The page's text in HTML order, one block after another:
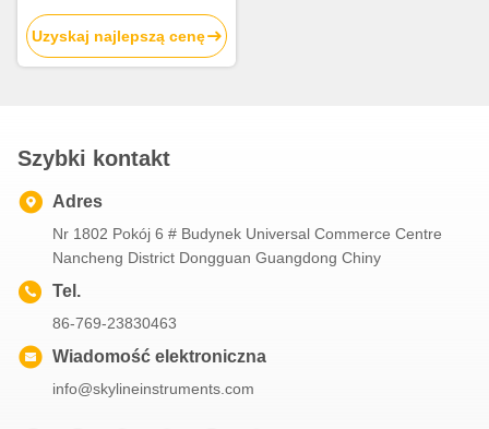
precyzyjnym inteligentnym
sterownikiem, prętem
wahadłowym z włókna
Uzyskaj najlepszą cenę
Szybki kontakt
Adres
Nr 1802 Pokój 6 # Budynek Universal Commerce Centre
Nancheng District Dongguan Guangdong Chiny
Tel.
86-769-23830463
Wiadomość elektroniczna
info@skylineinstruments.com